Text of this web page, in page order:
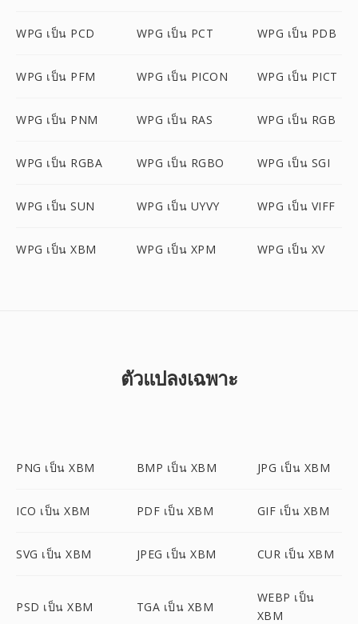
WPG เป็น PCD WPG เป็น PCT WPG เป็น PDB
WPG เป็น PFM WPG เป็น PICON WPG เป็น PICT
WPG เป็น PNM WPG เป็น RAS WPG เป็น RGB
WPG เป็น RGBA WPG เป็น RGBO WPG เป็น SGI
WPG เป็น SUN WPG เป็น UYVY WPG เป็น VIFF
WPG เป็น XBM WPG เป็น XPM WPG เป็น XV
ตัวแปลงเฉพาะ
PNG เป็น XBM BMP เป็น XBM JPG เป็น XBM
ICO เป็น XBM PDF เป็น XBM GIF เป็น XBM
SVG เป็น XBM JPEG เป็น XBM CUR เป็น XBM
PSD เป็น XBM TGA เป็น XBM
WEBP เป็น
XBM